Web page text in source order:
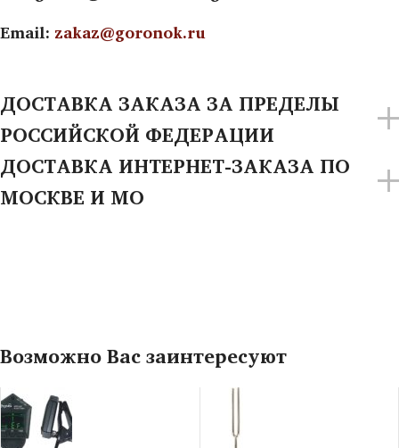
Email: zakaz@goronok.ru
ДОСТАВКА ЗАКАЗА ЗА ПРЕДЕЛЫ
РОССИЙСКОЙ ФЕДЕРАЦИИ
ДОСТАВКА ИНТЕРНЕТ-ЗАКАЗА ПО
МОСКВЕ И МО
Возможно Вас заинтересуют